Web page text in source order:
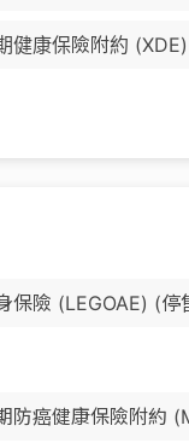
健康保險附約
保險 (LEGOAE) (停
防癌健康保險附約